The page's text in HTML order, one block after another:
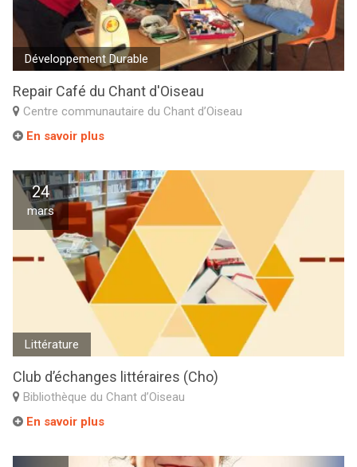
Développement Durable
Repair Café du Chant d'Oiseau
Centre communautaire du Chant d’Oiseau
En savoir plus
24
mars
Littérature
Club d’échanges littéraires (Cho)
Bibliothèque du Chant d’Oiseau
En savoir plus